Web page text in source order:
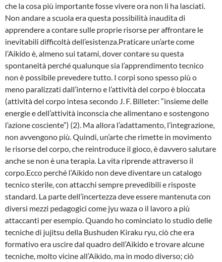
che la cosa più importante fosse vivere ora non li ha lasciati.
Non andare a scuola era questa possibilità inaudita di
apprendere a contare sulle proprie risorse per affrontare le
inevitabili difficoltà dell’esistenza.Praticare un’arte come
l’Aikido è, almeno sui tatami, dover contare su questa
spontaneità perché qualunque sia l’apprendimento tecnico
non è possibile prevedere tutto. I corpi sono spesso più o
meno paralizzati dall’interno e l’attività del corpo è bloccata
(attività del corpo intesa secondo J. F. Billeter: “insieme delle
energie e dell’attività inconscia che alimentano e sostengono
l’azione cosciente”) (2). Ma allora l’adattamento, l’integrazione,
non avvengono più. Quindi, un’arte che rimette in movimento
le risorse del corpo, che reintroduce il gioco, è davvero salutare
anche se non è una terapia. La vita riprende attraverso il
corpo.Ecco perché l’Aikido non deve diventare un catalogo
tecnico sterile, con attacchi sempre prevedibili e risposte
standard. La parte dell’incertezza deve essere mantenuta con
diversi mezzi pedagogici come jyu waza o il lavoro a più
attaccanti per esempio. Quando ho cominciato lo studio delle
tecniche di jujitsu della Bushuden Kiraku ryu, ciò che era
formativo era uscire dal quadro dell’Aikido e trovare alcune
tecniche, molto vicine all’Aikido, ma in modo diverso; ciò